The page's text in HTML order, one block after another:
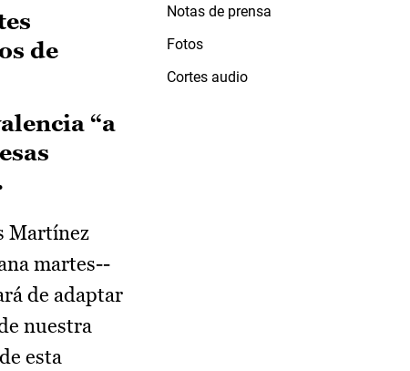
de
“a
Martínez
martes--
de adaptar
nuestra
esta
Notas de prensa
Fotos
Cortes audio